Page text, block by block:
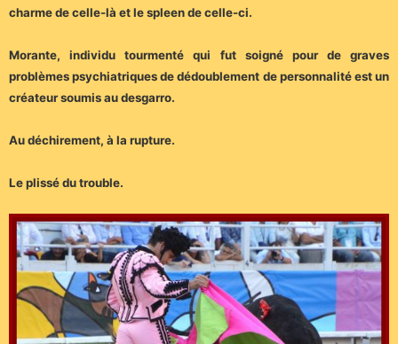
charme de celle-là et le spleen de celle-ci.
Morante, individu tourmenté qui fut soigné pour de graves
problèmes psychiatriques de dédoublement de personnalité est un
créateur soumis au desgarro.
Au déchirement, à la rupture.
Le plissé du trouble.